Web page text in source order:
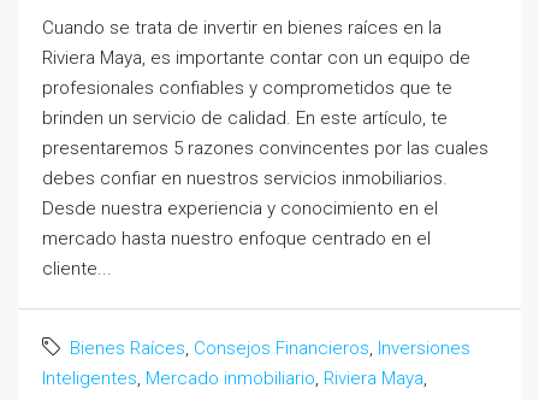
Cuando se trata de invertir en bienes raíces en la
Riviera Maya, es importante contar con un equipo de
profesionales confiables y comprometidos que te
brinden un servicio de calidad. En este artículo, te
presentaremos 5 razones convincentes por las cuales
debes confiar en nuestros servicios inmobiliarios.
Desde nuestra experiencia y conocimiento en el
mercado hasta nuestro enfoque centrado en el
cliente...
Bienes Raíces, Consejos Financieros, Inversiones
Inteligentes, Mercado inmobiliario, Riviera Maya,